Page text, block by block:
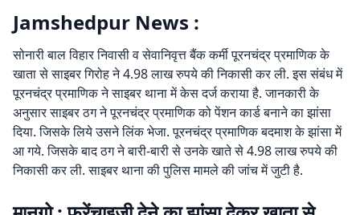
Jamshedpur News :
सोनारी बाल विहार निवासी व सेवानिवृत्त बैंक कर्मी पूरनचंद्र प्रमाणिक के
खाता से साइबर गिरोह ने 4.98 लाख रुपये की निकासी कर ली. इस संबंध में
पूरनचंद्र प्रमाणिक ने साइबर थाना में केस दर्ज कराया है. जानकारी के
अनुसार साइबर ठग ने पूरनचंद्र प्रमाणिक को पेंशन कार्ड बनाने का झांसा
दिया. जिसके लिये उसने लिंक भेजा. पूरनचंद्र प्रमाणिक बदमाश के झांसा में
आ गये. जिसके बाद ठग ने बारी-बारी से उनके खाते से 4.98 लाख रुपये की
निकासी कर ली. साइबर थाना की पुलिस मामले की जांच में जुटी है.